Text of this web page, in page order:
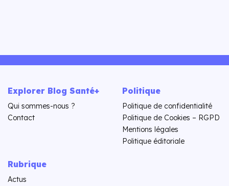
Explorer Blog Santé+
Qui sommes-nous ?
Contact
Politique
Politique de confidentialité
Politique de Cookies – RGPD
Mentions légales
Politique éditoriale
Rubrique
Actus